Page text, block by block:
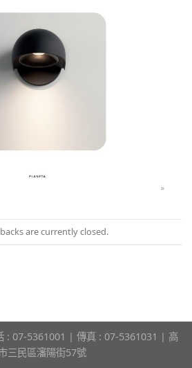
are currently closed.
: 07-5361001 | 傳真 : 07-5361031 | 高
三民區瀋陽街57號